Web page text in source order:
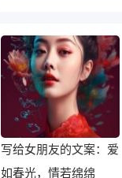
写给女朋友的文案：爱
如春光，情若绵绵